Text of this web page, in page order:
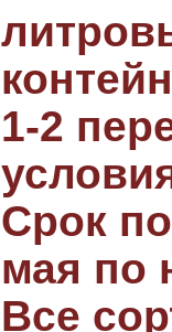
1-2
Срок
мая по
Все